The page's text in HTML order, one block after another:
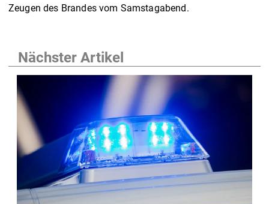
Zeugen des Brandes vom Samstagabend.
Nächster Artikel